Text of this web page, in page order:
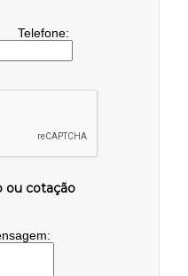
Telefone:
ou cotação